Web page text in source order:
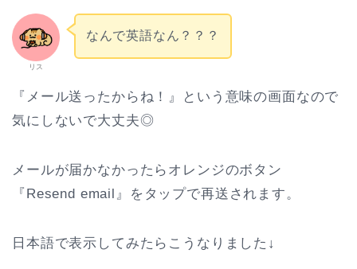
リス
なんで英語なん？？？
『メール送ったからね！』という意味の画面なので
気にしないで大丈夫◎
メールが届かなかったらオレンジのボタン
『Resend email』をタップで再送されます。
日本語で表示してみたらこうなりました↓